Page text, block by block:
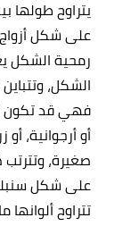
على شكل
رمحية الشكل
الشكل، وتتباين
فهي قد تكون
أو أرجوانية،
صغيرة،
على شكل
تتراوح ألوانها